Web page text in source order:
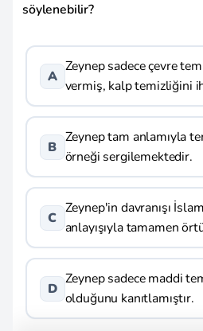
söylenebilir?
A
Zeynep sadece çevre
vermiş, kalp temizliğini
B
Zeynep tam anlamıyla
örneği sergilemektedir.
C
Zeynep'in davranışı
anlayışıyla tamamen
D
Zeynep sadece maddi
olduğunu kanıtlamıştır.